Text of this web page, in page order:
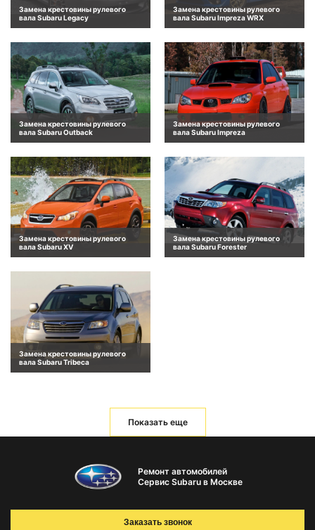
Замена крестовины рулевого
вала Subaru Legacy
Замена крестовины рулевого
вала Subaru Impreza WRX
Замена крестовины рулевого
вала Subaru Outback
Замена крестовины рулевого
вала Subaru Impreza
Замена крестовины рулевого
вала Subaru XV
Замена крестовины рулевого
вала Subaru Forester
Замена крестовины рулевого
вала Subaru Tribeca
Показать еще
Ремонт автомобилей
Сервис Subaru в Москве
Заказать звонок